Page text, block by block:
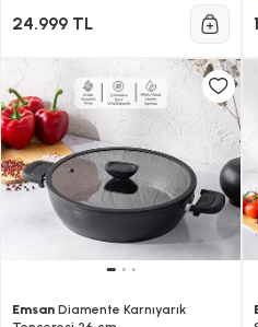
24.999 TL
Emsan Diamente Karnıyarık